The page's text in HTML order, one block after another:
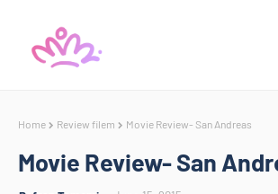
Home Review filem Movie Review- San Andreas
Movie Review- San